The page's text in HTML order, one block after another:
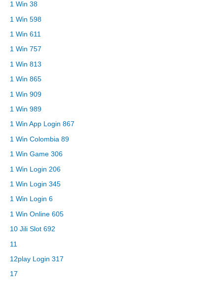
1 Win 38
1 Win 598
1 Win 611
1 Win 757
1 Win 813
1 Win 865
1 Win 909
1 Win 989
1 Win App Login 867
1 Win Colombia 89
1 Win Game 306
1 Win Login 206
1 Win Login 345
1 Win Login 6
1 Win Online 605
10 Jili Slot 692
11
12play Login 317
17